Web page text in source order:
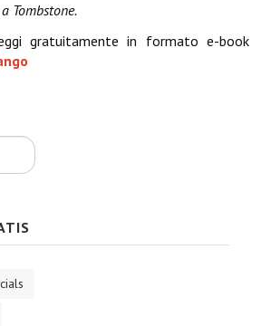
Tombstone.
gratuitamente in formato e-book